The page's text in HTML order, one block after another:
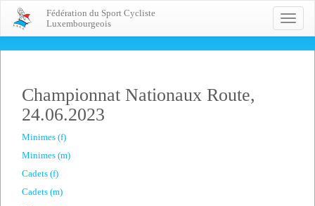
Toggle
Fédération du Sport Cycliste
Luxembourgeois
Championnat Nationaux Route,
24.06.2023
Minimes (f)
Minimes (m)
Cadets (f)
Cadets (m)